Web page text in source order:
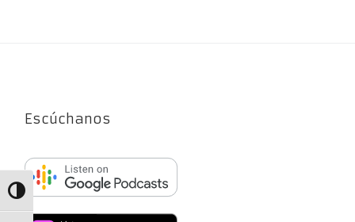
Alternar alto contraste
Escúchanos